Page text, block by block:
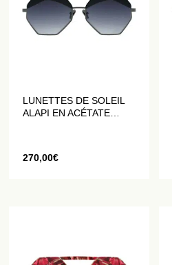
LUNETTES DE SOLEIL
ALAPI EN ACÉTATE
270,00€